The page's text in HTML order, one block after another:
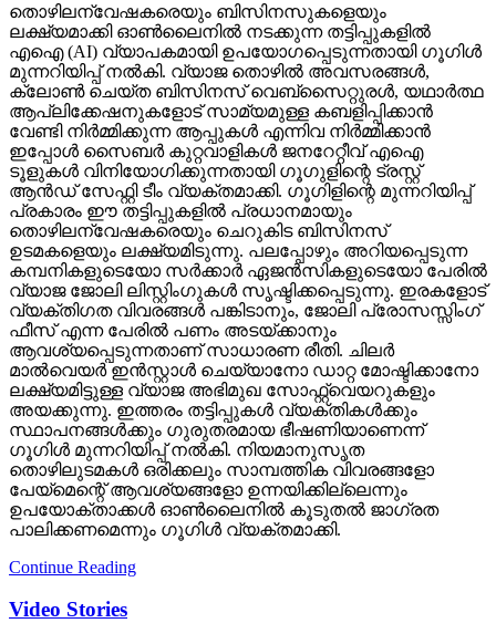
തൊഴിലന്വേഷകരെയും ബിസിനസുകളെയും
ലക്ഷ്യമാക്കി ഓണ്‍ലൈനില്‍ നടക്കുന്ന തട്ടിപ്പുകളില്‍
എഐ (AI) വ്യാപകമായി ഉപയോഗപ്പെടുന്നതായി ഗൂഗിള്‍
മുന്നറിയിപ്പ് നല്‍കി. വ്യാജ തൊഴില്‍ അവസരങ്ങള്‍,
ക്ലോണ്‍ ചെയ്ത ബിസിനസ് വെബ്‌സൈറ്റുരള്‍, യഥാര്‍ത്ഥ
ആപ്ലിക്കേഷനുകളോട് സാമ്യമുള്ള കബളിപ്പിക്കാന്‍
വേണ്ടി നിര്‍മ്മിക്കുന്ന ആപ്പുകള്‍ എന്നിവ നിര്‍മ്മിക്കാന്‍
ഇപ്പോള്‍ സൈബര്‍ കുറ്റവാളികള്‍ ജനറേറ്റീവ് എഐ
ടൂളുകള്‍ വിനിയോഗിക്കുന്നതായി ഗൂഗുളിന്റെ ട്രസ്റ്റ്
ആന്‍ഡ് സേഫ്റ്റി ടീം വ്യക്തമാക്കി. ഗൂഗിളിന്റെ മുന്നറിയിപ്പ്
പ്രകാരം ഈ തട്ടിപ്പുകളില്‍ പ്രധാനമായും
തൊഴിലന്വേഷകരെയും ചെറുകിട ബിസിനസ്
ഉടമകളെയും ലക്ഷ്യമിടുന്നു. പലപ്പോഴും അറിയപ്പെടുന്ന
കമ്പനികളുടെയോ സര്‍ക്കാര്‍ ഏജന്‍സികളുടെയോ പേരില്‍
വ്യാജ ജോലി ലിസ്റ്റിംഗുകള്‍ സൃഷ്ടിക്കപ്പെടുന്നു. ഇരകളോട്
വ്യക്തിഗത വിവരങ്ങള്‍ പങ്കിടാനും, ജോലി പ്രോസസ്സിംഗ്
ഫീസ് എന്ന പേരില്‍ പണം അടയ്ക്കാനും
ആവശ്യപ്പെടുന്നതാണ് സാധാരണ രീതി. ചിലര്‍
മാല്‍വെയര്‍ ഇന്‍സ്റ്റാള്‍ ചെയ്യാനോ ഡാറ്റ മോഷ്ടിക്കാനോ
ലക്ഷ്യമിട്ടുള്ള വ്യാജ അഭിമുഖ സോഫ്റ്റ്‌വെയറുകളും
അയക്കുന്നു. ഇത്തരം തട്ടിപ്പുകള്‍ വ്യക്തികള്‍ക്കും
സ്ഥാപനങ്ങള്‍ക്കും ഗുരുതരമായ ഭീഷണിയാണെന്ന്
ഗൂഗിള്‍ മുന്നറിയിപ്പ് നല്‍കി. നിയമാനുസൃത
തൊഴിലുടമകള്‍ ഒരിക്കലും സാമ്പത്തിക വിവരങ്ങളോ
പേയ്‌മെന്റെ് ആവശ്യങ്ങളോ ഉന്നയിക്കില്ലെന്നും
ഉപയോക്താക്കള്‍ ഓണ്‍ലൈനില്‍ കൂടുതല്‍ ജാഗ്രത
പാലിക്കണമെന്നും ഗൂഗിള്‍ വ്യക്തമാക്കി.
Continue Reading
Video Stories